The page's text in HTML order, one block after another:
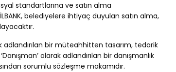
standartlarına ve satın alma
belediyelere ihtiyaç duyulan satın alma,
adlandırılan bir müteahhitten tasarım, tedarik
olarak adlandırılan bir danışmanlık
sorumlu sözleşme makamıdır.